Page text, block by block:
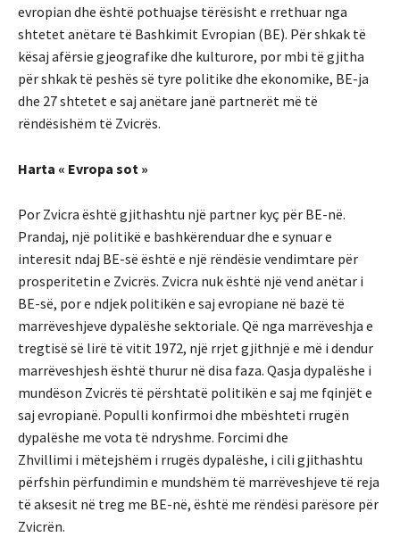
evropian dhe është pothuajse tërësisht e rrethuar nga
shtetet anëtare të Bashkimit Evropian (BE). Për shkak të
kësaj afërsie gjeografike dhe kulturore, por mbi të gjitha
për shkak të peshës së tyre politike dhe ekonomike, BE-ja
dhe 27 shtetet e saj anëtare janë partnerët më të
rëndësishëm të Zvicrës.
Harta « Evropa sot »
Por Zvicra është gjithashtu një partner kyç për BE-në.
Prandaj, një politikë e bashkërenduar dhe e synuar e
interesit ndaj BE-së është e një rëndësie vendimtare për
prosperitetin e Zvicrës. Zvicra nuk është një vend anëtar i
BE-së, por e ndjek politikën e saj evropiane në bazë të
marrëveshjeve dypalëshe sektoriale. Që nga marrëveshja e
tregtisë së lirë të vitit 1972, një rrjet gjithnjë e më i dendur
marrëveshjesh është thurur në disa faza. Qasja dypalëshe i
mundëson Zvicrës të përshtatë politikën e saj me fqinjët e
saj evropianë. Populli konfirmoi dhe mbështeti rrugën
dypalëshe me vota të ndryshme. Forcimi dhe
Zhvillimi i mëtejshëm i rrugës dypalëshe, i cili gjithashtu
përfshin përfundimin e mundshëm të marrëveshjeve të reja
të aksesit në treg me BE-në, është me rëndësi parësore për
Zvicrën.